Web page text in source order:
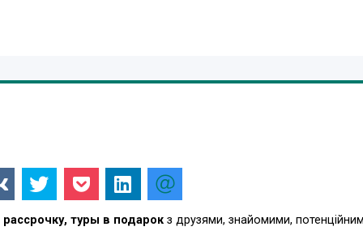
туры в подарок з друзями, знайомими,